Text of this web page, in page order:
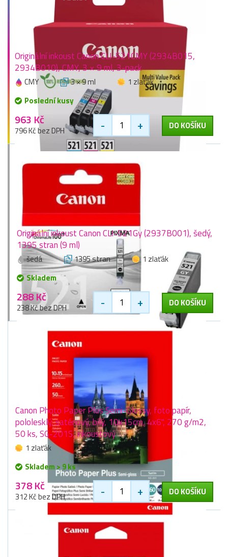
Originální inkoust Canon CLI-521CMY (2934B015,
2934B010), CMY, 3 × 9 ml, 3-pack
CMY 3 × 9 ml
1 zlaťák
Poslední kusy
963 Kč
796 Kč bez DPH - + DO KOŠÍKU
Originální inkoust Canon CLI-521Gy (2937B001), šedý,
1395 stran (9 ml)
šedá 1395 stran
1 zlaťák
Skladem
288 Kč
238 Kč bez DPH - + DO KOŠÍKU
Canon Photo Paper Plus Semi-Glossy, foto papír,
pololesklý, saténový, bílý, 10x15cm, 4x6", 270 g/m2,
50 ks, SG-201S, inkoustový
1 zlaťák
Skladem > 9 ks
378 Kč
312 Kč bez DPH - + DO KOŠÍKU